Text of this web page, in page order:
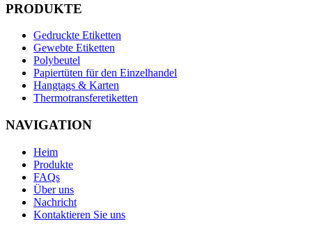
PRODUKTE
Gedruckte Etiketten
Gewebte Etiketten
Polybeutel
Papiertüten für den Einzelhandel
Hangtags & Karten
Thermotransferetiketten
NAVIGATION
Heim
Produkte
FAQs
Über uns
Nachricht
Kontaktieren Sie uns